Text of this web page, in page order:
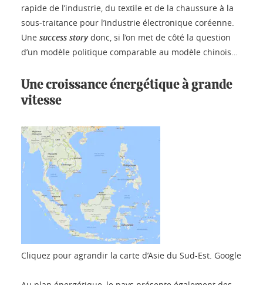
rapide de l’industrie, du textile et de la chaussure à la
sous-traitance pour l’industrie électronique coréenne.
Une success storydonc, si l’on met de côté la question
d’un modèle politique comparable au modèle chinois…
Une croissance énergétique à grande
vitesse
Cliquez pour agrandir la carte d’Asie du Sud-Est. Google